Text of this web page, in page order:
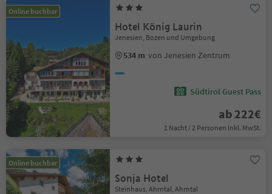
Online buchbar
Hotel König Laurin
Jenesien, Bozen und Umgebung
534 m von Jenesien Zentrum
Südtirol Guest Pass
ab 222€
1 Nacht / 2 Personen Inkl. MwSt.
Online buchbar
Sonja Hotel
Steinhaus, Ahrntal, Ahrntal